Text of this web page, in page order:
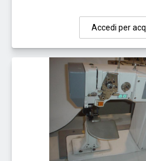
Accedi per